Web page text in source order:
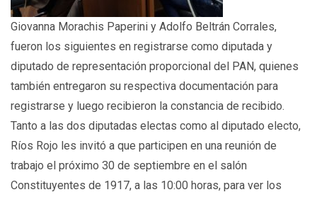
Giovanna Morachis Paperini y Adolfo Beltrán Corrales,
fueron los siguientes en registrarse como diputada y
diputado de representación proporcional del PAN, quienes
también entregaron su respectiva documentación para
registrarse y luego recibieron la constancia de recibido.
Tanto a las dos diputadas electas como al diputado electo,
Ríos Rojo les invitó a que participen en una reunión de
trabajo el próximo 30 de septiembre en el salón
Constituyentes de 1917, a las 10:00 horas, para ver los